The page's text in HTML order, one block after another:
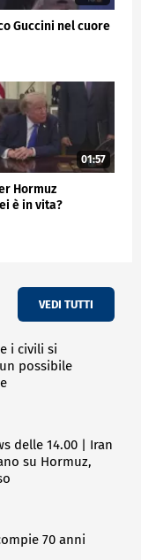
Guccini nel cuore
01:57
Hormuz
è in vita?
VEDI TUTTI
i civili si
possibile
delle 14.00 | Iran
su Hormuz,
70 anni